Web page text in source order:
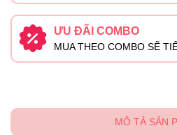
ƯU ĐÃI COMBO
MUA THEO COMBO SẼ
MÔ TẢ SẢN